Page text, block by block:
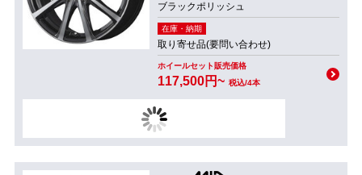
ブラックポリッシュ
在庫・納期
取り寄せ品(要問い合わせ)
ホイールセット販売価格
117,500円~ 税込/4本